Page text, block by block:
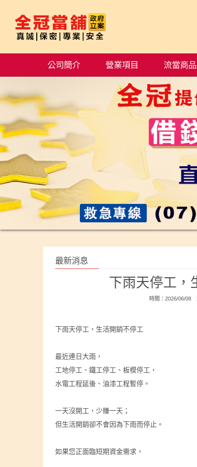
公司簡介 營業項目 流當商品
最新消息
下雨天停工，
時間：2026/06/08
下雨天停工，生活開銷不停工
最近連日大雨，
工地停工、鐵工停工、板模停工，
水電工程延後、油漆工程暫停。
一天沒開工，少賺一天；
但生活開銷卻不會因為下雨而停止。
如果您正面臨短期資金需求，